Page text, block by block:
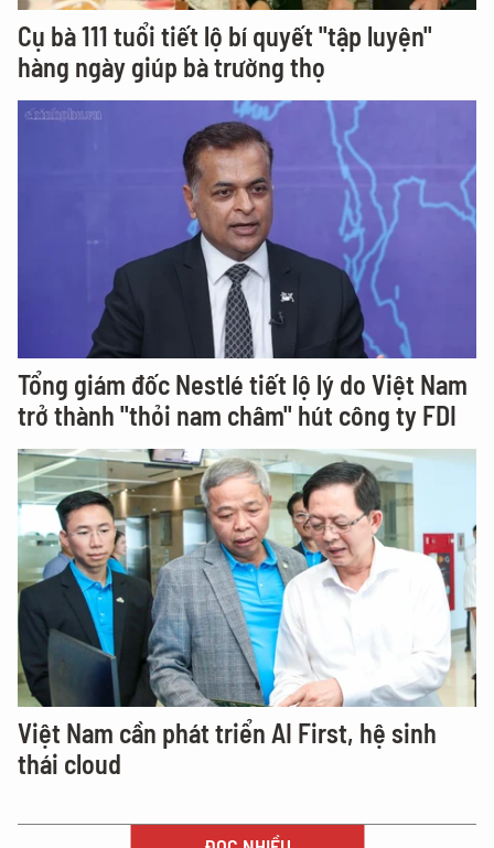
Cụ bà 111 tuổi tiết lộ bí quyết "tập luyện"
hàng ngày giúp bà trường thọ
Tổng giám đốc Nestlé tiết lộ lý do Việt Nam
trở thành "thỏi nam châm" hút công ty FDI
Việt Nam cần phát triển AI First, hệ sinh
thái cloud